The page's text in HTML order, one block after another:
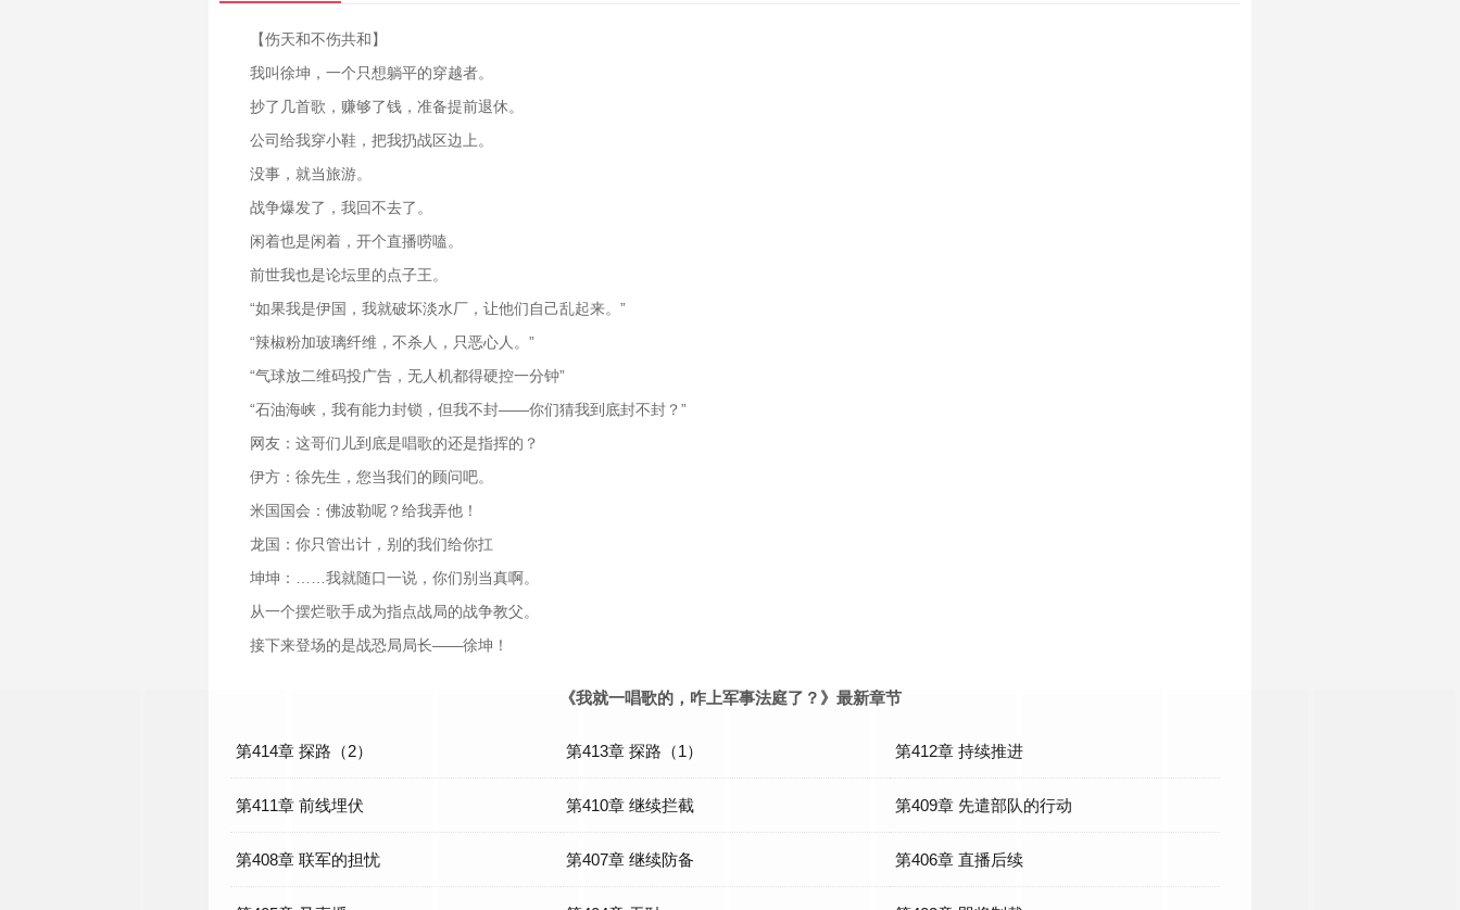
【伤天和不伤共和】
我叫徐坤，一个只想躺平的穿越者。
抄了几首歌，赚够了钱，准备提前退休。
公司给我穿小鞋，把我扔战区边上。
没事，就当旅游。
战争爆发了，我回不去了。
闲着也是闲着，开个直播唠嗑。
前世我也是论坛里的点子王。
“如果我是伊国，我就破坏淡水厂，让他们自己乱起来。”
“辣椒粉加玻璃纤维，不杀人，只恶心人。”
“气球放二维码投广告，无人机都得硬控一分钟”
“石油海峡，我有能力封锁，但我不封——你们猜我到底封不封？”
网友：这哥们儿到底是唱歌的还是指挥的？
伊方：徐先生，您当我们的顾问吧。
米国国会：佛波勒呢？给我弄他！
龙国：你只管出计，别的我们给你扛
坤坤：……我就随口一说，你们别当真啊。
从一个摆烂歌手成为指点战局的战争教父。
接下来登场的是战恐局局长——徐坤！
《我就一唱歌的，咋上军事法庭了？》最新章节
第414章 探路（2） 第413章 探路（1） 第412章 持续推进
第411章 前线埋伏 第410章 继续拦截 第409章 先遣部队的行动
第408章 联军的担忧 第407章 继续防备 第406章 直播后续